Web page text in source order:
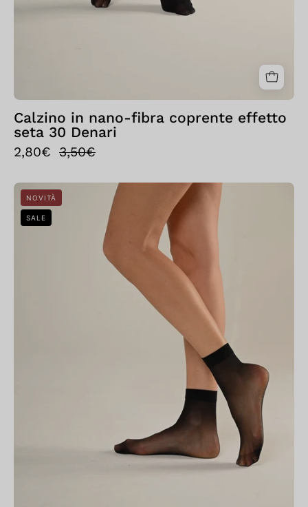
Calzino in nano-fibra coprente effetto
seta 30 Denari
2,80€ 3,50€
Calzino
velato
20
Denari
NOVITÀ
SALE